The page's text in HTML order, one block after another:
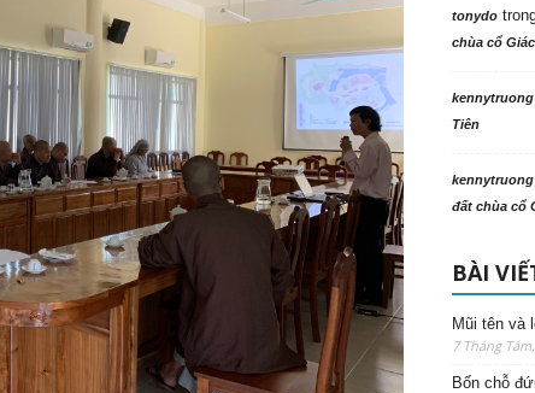
tonydo
chùa cổ
kennytruong
Tiên
kennytruong
đất chùa cổ
BÀI
Mũi tên và
7 Tháng
Bốn chỗ